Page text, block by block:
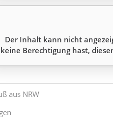
Der Inhalt kann nicht
keine Berechtigung hast,
aus NRW